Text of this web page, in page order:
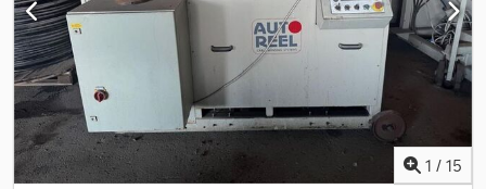
1 / 15